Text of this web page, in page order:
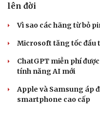
lên đời
Vì sao các hãng từ bỏ
Microsoft tăng tốc đầu
ChatGPT miễn phí
tính năng AI mới
Apple và Samsung áp
smartphone cao cấp